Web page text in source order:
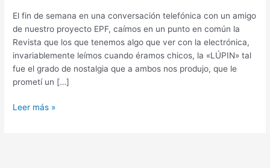
El fin de semana en una conversación telefónica con un amigo
de nuestro proyecto EPF, caímos en un punto en común la
Revista que los que tenemos algo que ver con la electrónica,
invariablemente leímos cuando éramos chicos, la «LÚPIN» tal
fue el grado de nostalgia que a ambos nos produjo, que le
prometí un […]
Leer más »